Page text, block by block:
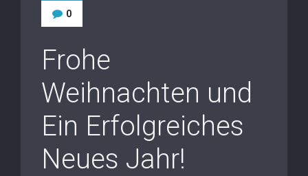
0
Frohe
Weihnachten und
Ein Erfolgreiches
Neues Jahr!